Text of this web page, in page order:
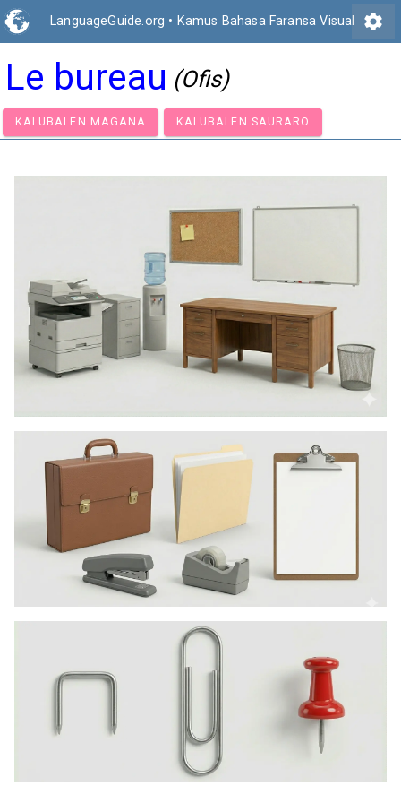
LanguageGuide.org • Kamus Bahasa Faransa Visual settings
Le bureau (Ofis)
KALUBALEN MAGANA KALUBALEN SAURARO